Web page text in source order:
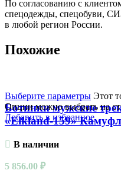
По согласованию с
спецодежды, спецобуви,
в любой регион России.
Похожие
Выберите параметры Этот
Опции можно выбрать на
Добавить в избранное
Ботинки мужские
«Elkland-159»
В наличии
5 856.00 ₽